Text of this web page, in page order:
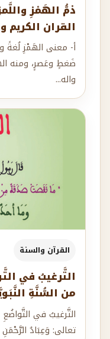
ذمُّ الهَمْزِ
القران الكريم
أ- معنى الهَمْزِ لُغةً
ضَغطٍ وعَصرٍ، ومنه
واله...
القرآن والسنة
التَّرغيبُ في
من السُّنَّةِ
تعالى: وَعِبَادُ